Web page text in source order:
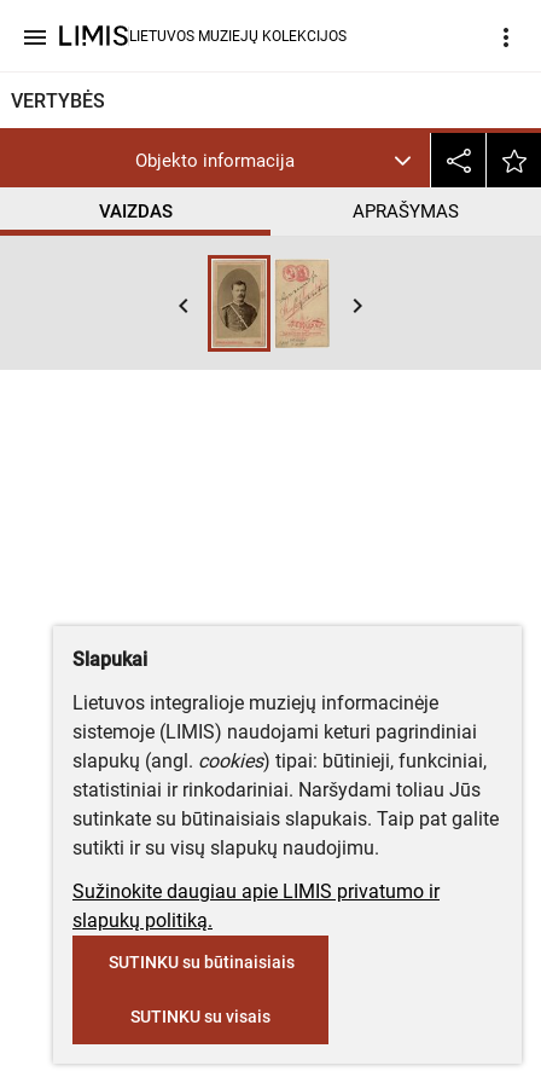
menu LIETUVOS MUZIEJŲ KOLEKCIJOS more_vert
VERTYBĖS
Objekto informacija
VAIZDAS APRAŠYMAS
keyboard_arrow_left keyboard_arrow_right
Slapukai
Lietuvos integralioje muziejų informacinėje
sistemoje (LIMIS) naudojami keturi pagrindiniai
slapukų (angl. cookies) tipai: būtinieji, funkciniai,
statistiniai ir rinkodariniai. Naršydami toliau Jūs
sutinkate su būtinaisiais slapukais. Taip pat galite
sutikti ir su visų slapukų naudojimu.
Sužinokite daugiau apie LIMIS privatumo ir
slapukų politiką.
SUTINKU su būtinaisiais
SUTINKU su visais